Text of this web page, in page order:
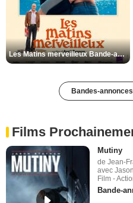
Les Matins merveilleux Bande-annonce VF
Bandes-
Films
Mutiny
de Jean-
avec
Film -
Bande-